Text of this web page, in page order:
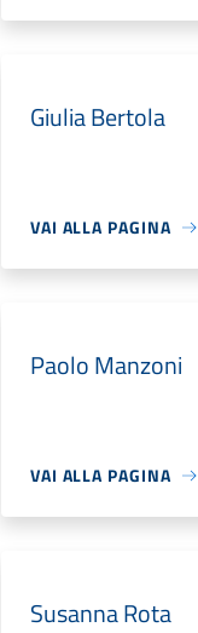
Giulia Bertola
VAI ALLA PAGINA
Paolo Manzoni
VAI ALLA PAGINA
Susanna Rota